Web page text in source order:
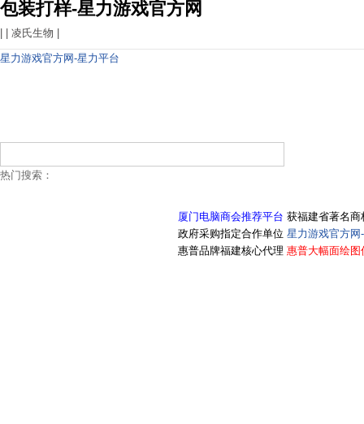
包装打样-星力游戏官方网
凌氏生物
星力游戏官方网-星力平台
热门搜索：
厦门电脑商会推荐平台 获福建省著名商
政府采购指定合作单位 星力游戏官方网
惠普品牌福建核心代理 惠普大幅面绘图